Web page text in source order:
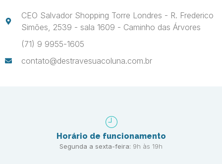
CEO Salvador Shopping Torre Londres - R. Frederico
Simões, 2539 - sala 1609 - Caminho das Árvores
(71) 9 9955-1605
contato@destravesuacoluna.com.br
Horário de funcionamento
Segunda a sexta-feira: 9h às 19h